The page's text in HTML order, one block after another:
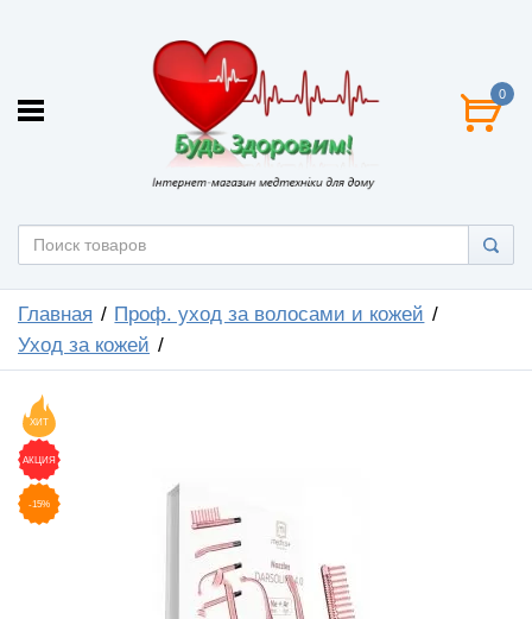
0
Главная
Проф. уход за волосами и кожей
Уход за кожей
ХИТ
АКЦИЯ
-15%